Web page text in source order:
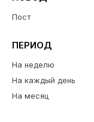
Пост
ПЕРИОД
На неделю
На каждый день
На месяц